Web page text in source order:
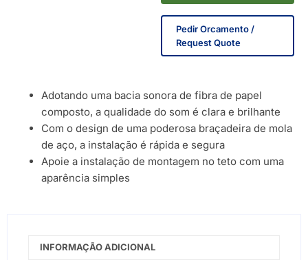
Pedir Orcamento /
Request Quote
Adotando uma bacia sonora de fibra de papel
composto, a qualidade do som é clara e brilhante
Com o design de uma poderosa braçadeira de mola
de aço, a instalação é rápida e segura
Apoie a instalação de montagem no teto com uma
aparência simples
INFORMAÇÃO ADICIONAL